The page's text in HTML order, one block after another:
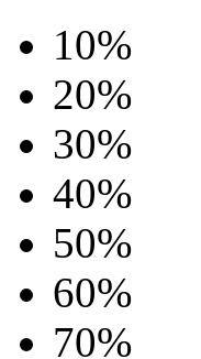
10%
20%
30%
40%
50%
60%
70%